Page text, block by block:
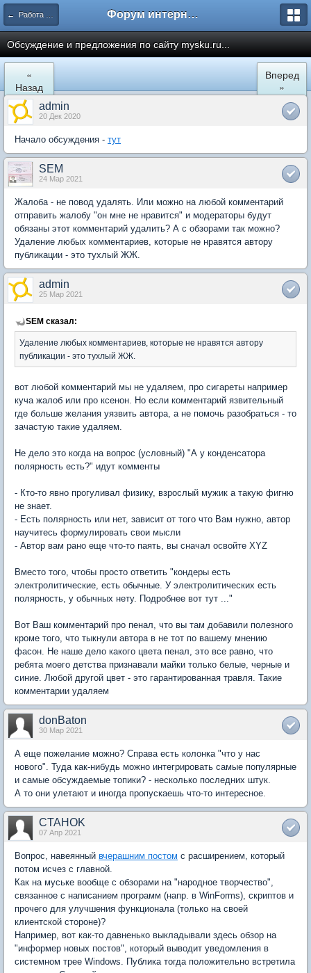
← Работа сайта mySKU.ru Форум интернет покупателей
Обсуждение и предложения по сайту mysku.ru...
«
Назад
Вперед
»
admin
20 Дек 2020
Начало обсуждения - тут
SEM
24 Мар 2021
Жалоба - не повод удалять. Или можно на любой комментарий
отправить жалобу "он мне не нравится" и модераторы будут
обязаны этот комментарий удалить? А с обзорами так можно?
Удаление любых комментариев, которые не нравятся автору
публикации - это тухлый ЖЖ.
admin
25 Мар 2021
SEM сказал:
Удаление любых комментариев, которые не нравятся автору
публикации - это тухлый ЖЖ.
вот любой комментарий мы не удаляем, про сигареты например
куча жалоб или про ксенон. Но если комментарий язвительный
где больше желания уязвить автора, а не помочь разобраться - то
зачастую такие удаляем.
Не дело это когда на вопрос (условный) "А у конденсатора
полярность есть?" идут комменты
- Кто-то явно прогуливал физику, взрослый мужик а такую фигню
не знает.
- Есть полярность или нет, зависит от того что Вам нужно, автор
научитесь формулировать свои мысли
- Автор вам рано еще что-то паять, вы сначал освойте XYZ
Вместо того, чтобы просто ответить "кондеры есть
электролитические, есть обычные. У электролитических есть
полярность, у обычных нету. Подробнее вот тут ..."
Вот Ваш комментарий про пенал, что вы там добавили полезного
кроме того, что тыкнули автора в не тот по вашему мнению
фасон. Не наше дело какого цвета пенал, это все равно, что
ребята моего детства признавали майки только белые, черные и
синие. Любой другой цвет - это гарантированная травля. Такие
комментарии удаляем
donBaton
30 Мар 2021
А еще пожелание можно? Справа есть колонка "что у нас
нового". Туда как-нибудь можно интегрировать самые популярные
и самые обсуждаемые топики? - несколько последних штук.
А то они улетают и иногда пропускаешь что-то интересное.
CTAHOK
07 Апр 2021
Вопрос, навеянный вчерашним постом с расширением, который
потом исчез с главной.
Как на муське вообще с обзорами на "народное творчество",
связанное с написанием программ (напр. в WinForms), скриптов и
прочего для улучшения функционала (только на своей
клиентской стороне)?
Например, вот как-то давненько выкладывали здесь обзор на
"информер новых постов", который выводит уведомления в
системном трее Windows. Публика тогда положительно встретила